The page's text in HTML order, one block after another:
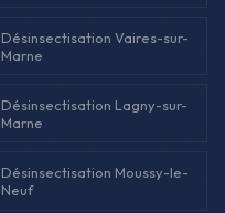
Désinsectisation Vaires-sur-
Marne
Désinsectisation Lagny-sur-
Marne
Désinsectisation Moussy-le-
Neuf